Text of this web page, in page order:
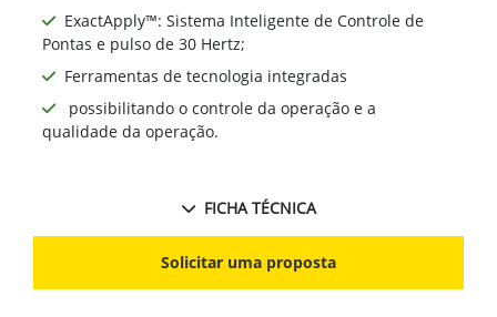
ExactApply™: Sistema Inteligente de Controle de
Pontas e pulso de 30 Hertz;
Ferramentas de tecnologia integradas
possibilitando o controle da operação e a
qualidade da operação.
FICHA TÉCNICA
Solicitar uma proposta